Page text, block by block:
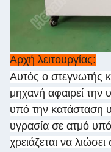
Αρχή λειτουργίας:
Αυτός ο στεγνωτής
μηχανή αφαιρεί την
υπό την κατάσταση
υγρασία σε ατμό
χρειάζεται να